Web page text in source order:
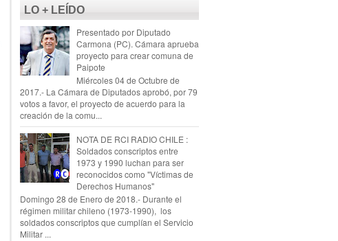
LO + LEÍDO
Presentado por Diputado
Carmona (PC). Cámara aprueba
proyecto para crear comuna de
Paipote
Miércoles 04 de Octubre de
2017.- La Cámara de Diputados aprobó, por 79
votos a favor, el proyecto de acuerdo para la
creación de la comu...
NOTA DE RCI RADIO CHILE :
Soldados conscriptos entre
1973 y 1990 luchan para ser
reconocidos como "Víctimas de
Derechos Humanos"
Domingo 28 de Enero de 2018.- Durante el
régimen militar chileno (1973-1990), los
soldados conscriptos que cumplían el Servicio
Militar ...